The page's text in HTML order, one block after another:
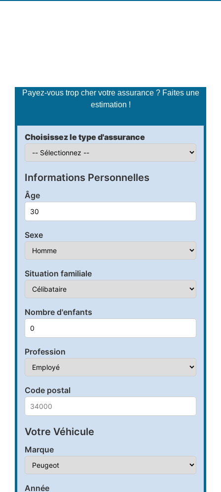
Payez-vous trop cher votre assurance ? Faites une
estimation !
Choisissez le type d'assurance
Informations Personnelles
Âge
Sexe
Situation familiale
Nombre d'enfants
Profession
Code postal
Votre Véhicule
Marque
Année